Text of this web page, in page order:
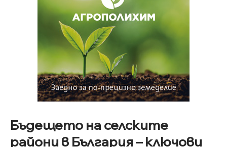
Бъдещето на селските
райони в България – ключови